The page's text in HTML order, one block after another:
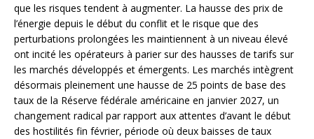
que les risques tendent à augmenter. La hausse des prix de
l’énergie depuis le début du conflit et le risque que des
perturbations prolongées les maintiennent à un niveau élevé
ont incité les opérateurs à parier sur des hausses de tarifs sur
les marchés développés et émergents. Les marchés intègrent
désormais pleinement une hausse de 25 points de base des
taux de la Réserve fédérale américaine en janvier 2027, un
changement radical par rapport aux attentes d’avant le début
des hostilités fin février, période où deux baisses de taux